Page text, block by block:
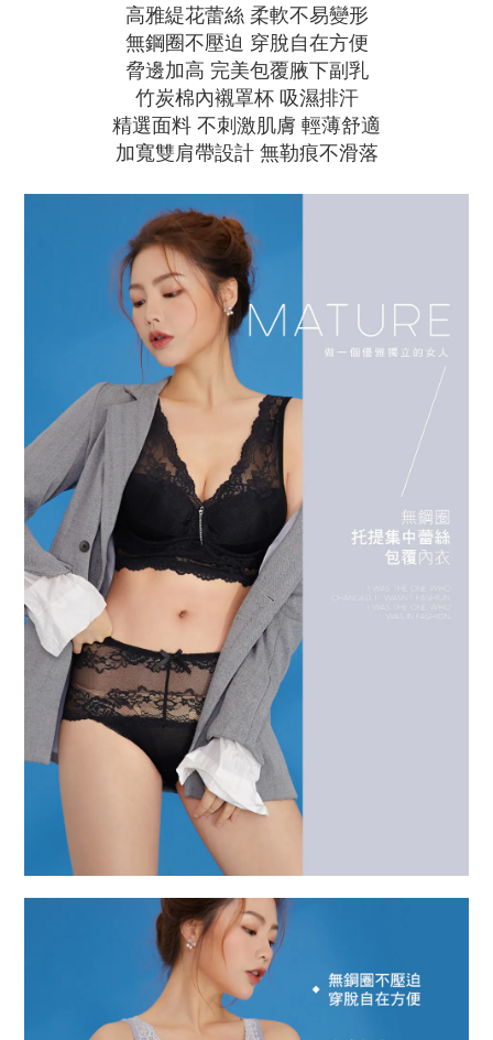
高雅緹花蕾絲 柔軟不易變形
無鋼圈不壓迫 穿脫自在方便
脅邊加高 完美包覆腋下副乳
竹炭棉內襯罩杯 吸濕排汗
精選面料 不刺激肌膚 輕薄舒適
加寬雙肩帶設計 無勒痕不滑落